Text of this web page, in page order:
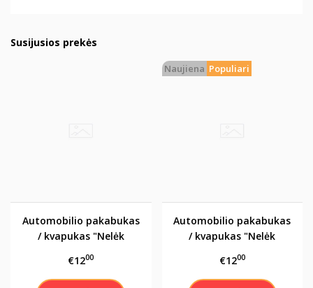
Susijusios prekės
Automobilio pakabukas
/ kvapukas "Nelėk
angelas sargas" AUDI
€1200
Naujiena Populiari
Automobilio pakabukas
/ kvapukas "Nelėk
angelas sargas" BMW
€1200